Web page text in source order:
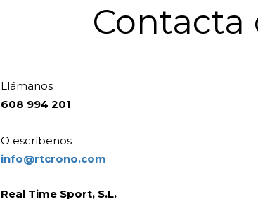
Contacta
Llámanos
608 994 201
O escríbenos
info@rtcrono.com
Real Time Sport, S.L.